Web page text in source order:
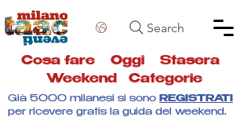
Search
Cosa fare Oggi Stasera
Weekend
Categorie
Già 5000 milanesi si sono REGISTRATI
per ricevere gratis la guida del weekend.